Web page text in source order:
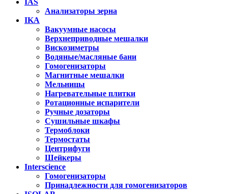
IAS
Анализаторы зерна
IKA
Вакуумные насосы
Верхнеприводные мешалки
Вискозиметры
Водяные/масляные бани
Гомогенизаторы
Магнитные мешалки
Мельницы
Нагревательные плитки
Ротационные испарители
Ручные дозаторы
Сушильные шкафы
Термоблоки
Термостаты
Центрифуги
Шейкеры
Interscience
Гомогенизаторы
Принадлежности для гомогенизаторов